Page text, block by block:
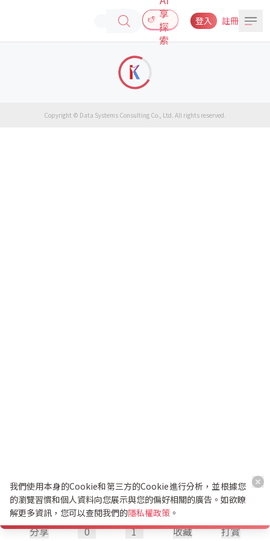
享
探
索
登入 註冊
分享 0 1 收藏 打賞
Copyright © Data Systems Consulting Co., Ltd. All rights reserved.
我們使用本身的Cookie和第三方的Cookie進行分析，並根據您
的瀏覽習慣和個人資料向您展示與您的偏好相關的廣告。如欲瞭
解更多資訊，您可以查閱我們的隱私權政策 。